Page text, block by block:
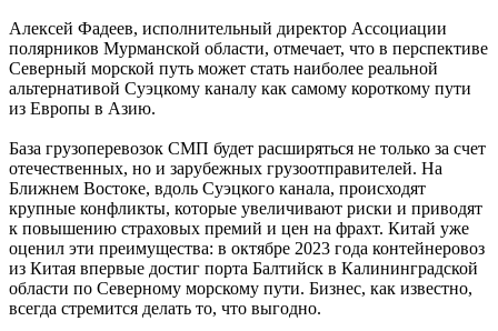
Алексей Фадеев, исполнительный директор Ассоциации
полярников Мурманской области, отмечает, что в перспективе
Северный морской путь может стать наиболее реальной
альтернативой Суэцкому каналу как самому короткому пути
из Европы в Азию.
База грузоперевозок СМП будет расширяться не только за счет
отечественных, но и зарубежных грузоотправителей. На
Ближнем Востоке, вдоль Суэцкого канала, происходят
крупные конфликты, которые увеличивают риски и приводят
к повышению страховых премий и цен на фрахт. Китай уже
оценил эти преимущества: в октябре 2023 года контейнеровоз
из Китая впервые достиг порта Балтийск в Калининградской
области по Северному морскому пути. Бизнес, как известно,
всегда стремится делать то, что выгодно.